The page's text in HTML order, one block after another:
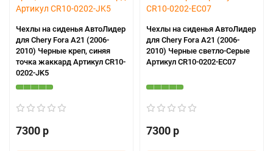
Чехлы на сиденья АвтоЛидер
для Chery Fora A21 (2006-
2010) Черные креп, синяя
точка жаккард Артикул CR10-
0202-JK5
7300 р
Чехлы на сиденья АвтоЛидер
для Chery Fora A21 (2006-
2010) Черные светло-Серые
Артикул CR10-0202-EC07
7300 р